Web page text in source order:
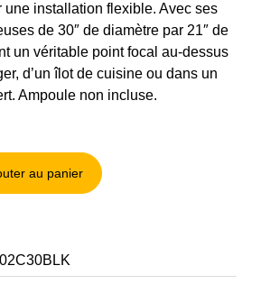
une installation flexible. Avec ses
de 30″ de diamètre par 21″ de
un véritable point focal au-dessus
d’un îlot de cuisine ou dans un
Ampoule non incluse.
au panier